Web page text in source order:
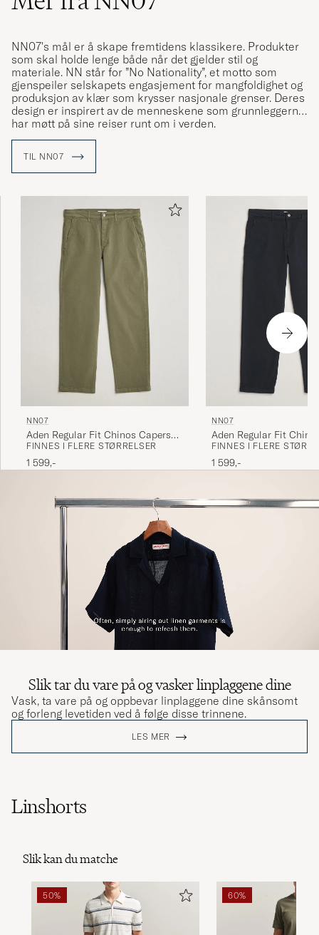
NN07's mål er å skape fremtidens klassikere. Produkter
som skal holde lenge både når det gjelder stil og
materiale. NN står for ”No Nationality”, et motto som
gjenspeiler selskapets engasjement for mangfoldighet og
produksjon av klær som krysser nasjonale grenser. Deres
design er inspirert av de menneskene som grunnleggerne
har møtt på sine reiser runt om i verden.
detaljer, som man håper skal oppmuntre bæreren å elske
og sette pris på håndverket som ligger bak produksjonen
TIL NN07
NN07
Aden Regular Fit Chinos Capers
Green
FINNES I FLERE STØRRELSER
1 599,-
NN07
Aden Regular Fit
FINNES I FLERE
1 599,-
Slik tar du vare på og vasker linplaggene dine
Vask, ta vare på og oppbevar linplaggene dine skånsomt
og forleng levetiden ved å følge disse trinnene.
LES MER
Linshorts
Slik kan du matche
50% 60%